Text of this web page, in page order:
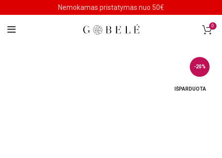
0
-20%
IŠPARDUOTA
Nemokamas pristatymas nuo 50€